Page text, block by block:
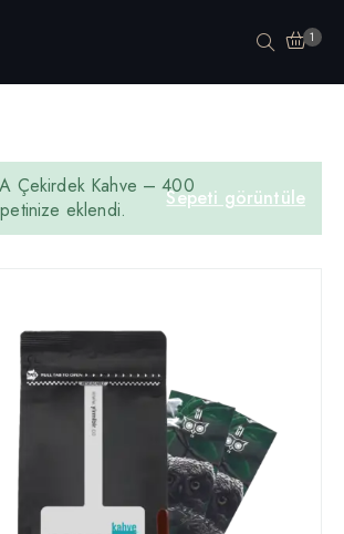
1
Sepeti görüntüle
Çekirdek Kahve – 400
eklendi.